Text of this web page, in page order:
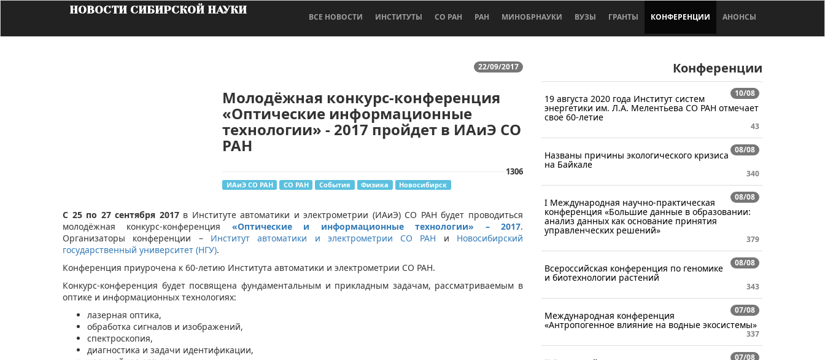
НОВОСТИ СИБИРСКОЙ НАУКИ
ВСЕ НОВОСТИ ИНСТИТУТЫ СО РАН РАН МИНОБРНАУКИ ВУЗЫ ГРАНТЫ КОНФЕРЕНЦИИ АНОНСЫ
22/09/2017
Молодёжная конкурс-конференция
«Оптические информационные
технологии» - 2017 пройдет в ИАиЭ СО
РАН
1306
ИАиЭ СО РАН СО РАН События Физика Новосибирск
С 25 по 27 сентября 2017в Институте автоматики и электрометрии (ИАиЭ) СО РАН будет проводиться
молодёжная конкурс-конференция «Оптические и информационные технологии» – 2017.
Организаторы конференции – Институт автоматики и электрометрии СО РАН и Новосибирский
государственный университет (НГУ).
Конференция приурочена к 60-летию Института автоматики и электрометрии СО РАН.
Конкурс-конференция будет посвящена фундаментальным и прикладным задачам, рассматриваемым в
оптике и информационных технологиях:
лазерная оптика,
обработка сигналов и изображений,
спектроскопия,
диагностика и задачи идентификации,
Конференции
10/08
19 августа 2020 года Институт систем
энергетики им. Л.А. Мелентьева СО РАН отмечает
свое 60-летие
43
08/08
Названы причины экологического кризиса
на Байкале
340
08/08
I Международная научно-практическая
конференция «Большие данные в образовании:
анализ данных как основание принятия
управленческих решений»
379
08/08
Всероссийская конференция по геномике
и биотехнологии растений
343
07/08
Международная конференция
«Антропогенное влияние на водные экосистемы»
337
07/08